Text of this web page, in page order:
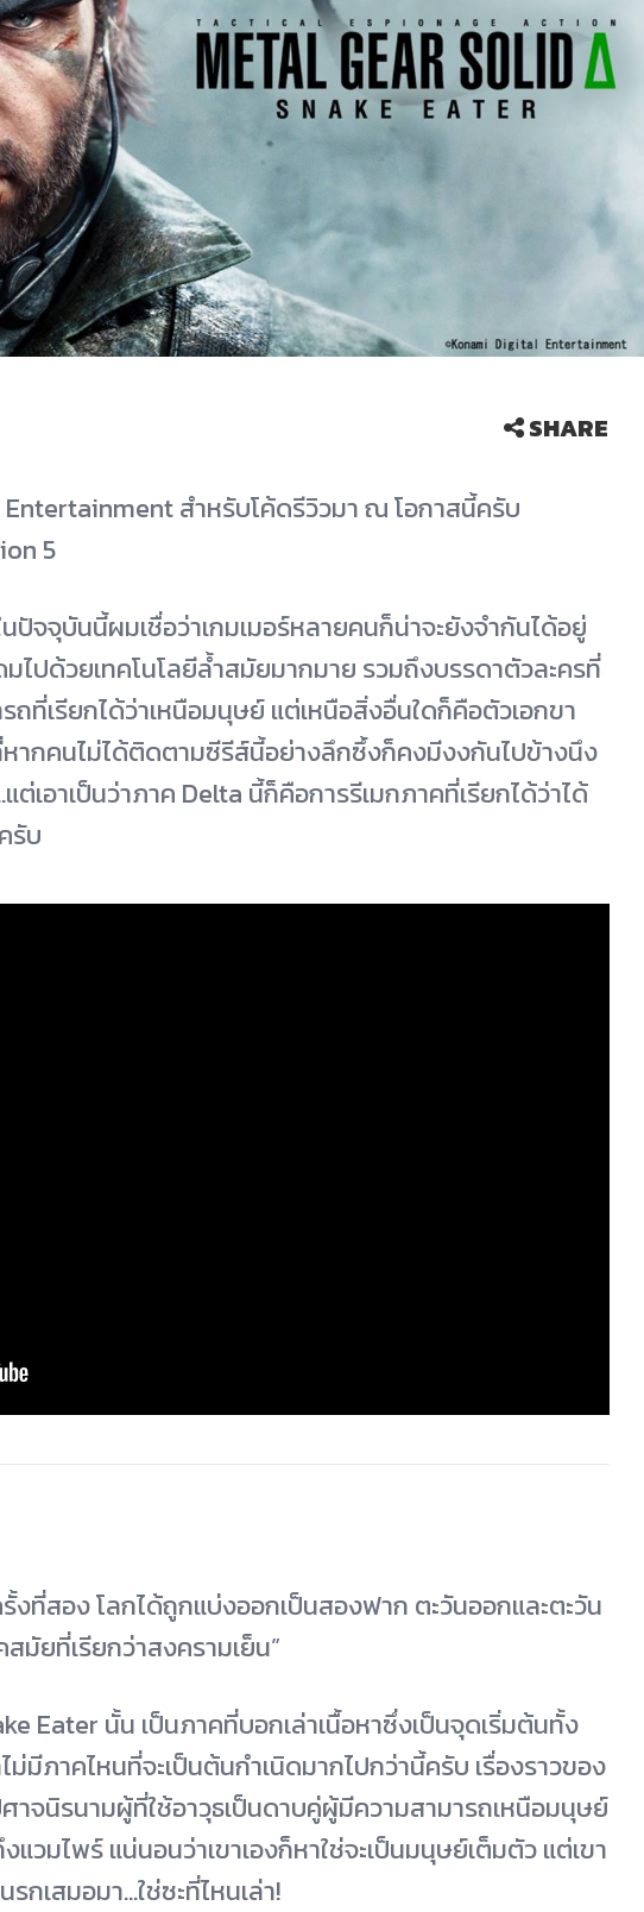
SHARE
สำหรับโค้ดรีวิวมา ณ โอกาสนี้ครับ
5
จจุบันนี้ผมเชื่อว่าเกมเมอร์หลายคนก็น่าจะยังจำกันได้อยู่
ไปด้วยเทคโนโลยีล้ำสมัยมากมาย รวมถึงบรรดาตัวละครที่
ถที่เรียกได้ว่าเหนือมนุษย์ แต่เหนือสิ่งอื่นใดก็คือตัวเอกขา
หากคนไม่ได้ติดตามซีรีส์นี้อย่างลึกซึ้งก็คงมีงงกันไปข้างนึง
เอาเป็นว่าภาค Delta นี้ก็คือการรีเมกภาคที่เรียกได้ว่าได้
รับ
ที่สอง โลกได้ถูกแบ่งออกเป็นสองฟาก ตะวันออกและตะวัน
มัยที่เรียกว่าสงครามเย็น”
Eater นั้น เป็นภาคที่บอกเล่าเนื้อหาซึ่งเป็นจุดเริ่มต้นทั้ง
มีภาคไหนที่จะเป็นต้นกำเนิดมากไปกว่านี้ครับ เรื่องราวของ
าจนิรนามผู้ที่ใช้อาวุธเป็นดาบคู่ผู้มีความสามารถเหนือมนุษย์
วมไพร์ แน่นอนว่าเขาเองก็หาใช่จะเป็นมนุษย์เต็มตัว แต่เขา
กเสมอมา…ใช่ซะที่ไหนเล่า!